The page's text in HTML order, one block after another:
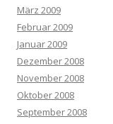
März 2009
Februar 2009
Januar 2009
Dezember 2008
November 2008
Oktober 2008
September 2008